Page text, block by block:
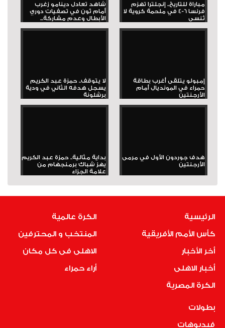
مباراة للتاريخ.. إنجلترا تهزم
فرنسا 6-4 في ملحمة كروية لا
تُنسى
شاهد تعادل دينامو زغرب
أمام ثون في تصفيات دوري
الأبطال وعدم مشاركة...
إمبولو يتلقى أغرب بطاقة
حمراء في المونديال أمام
الأرجنتين
لا يتوقف.. حمزة عبد الكريم
يسجل هدفه الثاني في ودية
برشلونة
هدف جوردون الأول في مرمى
الأرجنتين
بداية مثالية.. حمزة عبد الكريم
يهز شباك برمنجهام من
علامة الجزاء
الرئيسية
كأس الأمم الأفريقية
أخر الأخبار
أخبار الاهلى
الكرة المصرية
الكرة عالمية
المنتخب و المحترفين
الاهلى فى كل مكان
أراء حمراء
بطولات
فيديوهات